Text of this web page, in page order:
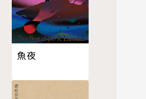
魚夜